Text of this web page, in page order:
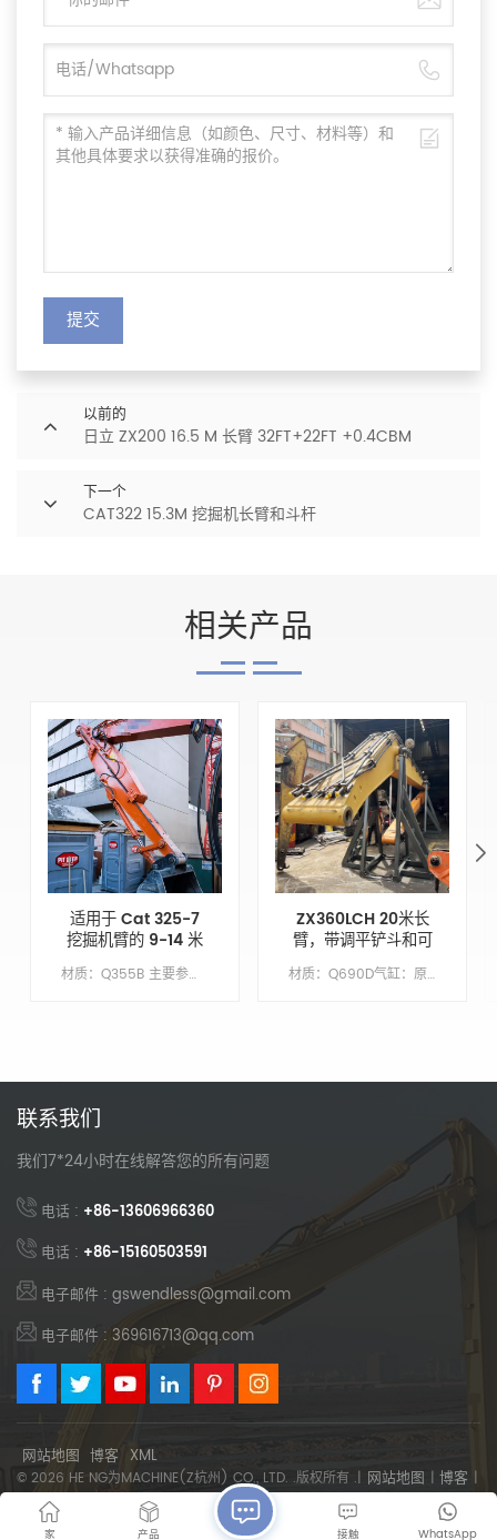
提交
以前的
日立 ZX200 16.5 M 长臂 32FT+22FT +0.4CBM
下一个
CAT322 15.3M 挖掘机长臂和斗杆
相关产品
适用于 Cat 325-7
挖掘机臂的 9-14 米
可伸缩斗杆增强挖掘
能力 材质：Q355B 主要参数 模型 CAT325-7 动臂长度 XX 臂长 9 铲斗容积/M&sup3; 0.7 配重 不需要
ZX360LCH 20米长
臂，带调平铲斗和可
拆卸铲斗齿 材质：Q690D气缸：原始尺寸繁荣：1137万臂长：8.63 米桶：1.5 立方米底漆/涂层：喷涂富锌底漆
联系我们
我们7*24小时在线解答您的所有问题
电话 : +86-13606966360
电话 : +86-15160503591
电子邮件 : gswendless@gmail.com
电子邮件 : 369616713@qq.com
网站地图 博客 XML
© 2026 HE NG为MACHINE(Z杭州) CO., LTD. .版权所有 .| 网站地图 | 博客 |
XML | 隐私政策 支持IPV6网络
家 产品 WhatsApp
接触